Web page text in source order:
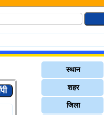
स्थान
शहर
जिला